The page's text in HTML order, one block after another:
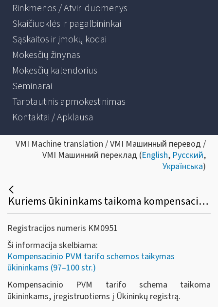
Rinkmenos / Atviri duomenys
Skaičiuoklės ir pagalbininkai
Sąskaitos ir įmokų kodai
Mokesčių žinynas
Mokesčių kalendorius
Seminarai
Tarptautinis apmokestinimas
Kontaktai / Apklausa
VMI Machine translation / VMI Машинный перевод /
VMI Машинний переклад (English, Русский,
Українська)
Kuriems ūkininkams taikoma kompensacinio PVM tarifo schema?
Registracijos numeris KM0951
Ši informacija skelbiama:
Kompensacinio PVM tarifo schemos taikymas
ūkininkams (97–100 str.)
Kompensacinio PVM tarifo schema taikoma
ūkininkams, įregistruotiems į Ūkininkų registrą.